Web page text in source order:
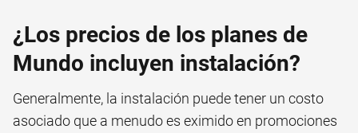
¿Los precios de los planes de
Mundo incluyen instalación?
Generalmente, la instalación puede tener un costo
asociado que a menudo es eximido en promociones